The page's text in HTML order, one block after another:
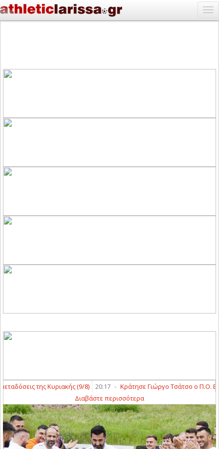
της Κυριακής (9/8) 20:17 - Κράτησε Γιώργο Τσάτσο ο Π.Ο.
Διαβάστε περισσότερα